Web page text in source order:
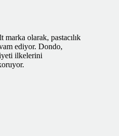
olarak, pastacılık
ediyor. Dondo,
ilkelerini